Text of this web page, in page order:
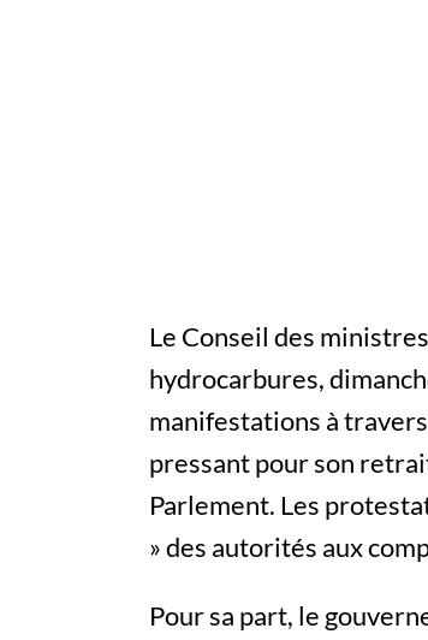
Le Conseil des
hydrocarbures,
manifestations à
pressant pour son
Parlement. Les
» des autorités aux
Pour sa part, le